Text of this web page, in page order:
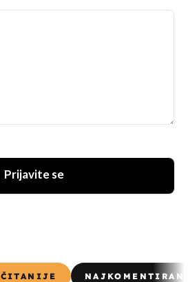
Prijavite se